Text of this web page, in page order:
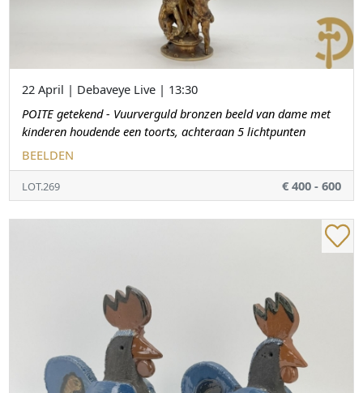
22 April | Debaveye Live | 13:30
POITE getekend - Vuurverguld bronzen beeld van dame met
kinderen houdende een toorts, achteraan 5 lichtpunten
BEELDEN
LOT.269 € 400 - 600